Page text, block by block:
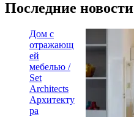
Последние новости
Дом с
отражающ
ей
мебелью /
Set
Architects
Архитекту
ра